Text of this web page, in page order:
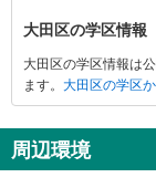
大田区の学区情報
大田区の学区情報は
ます。 大田区の学区
周辺環境